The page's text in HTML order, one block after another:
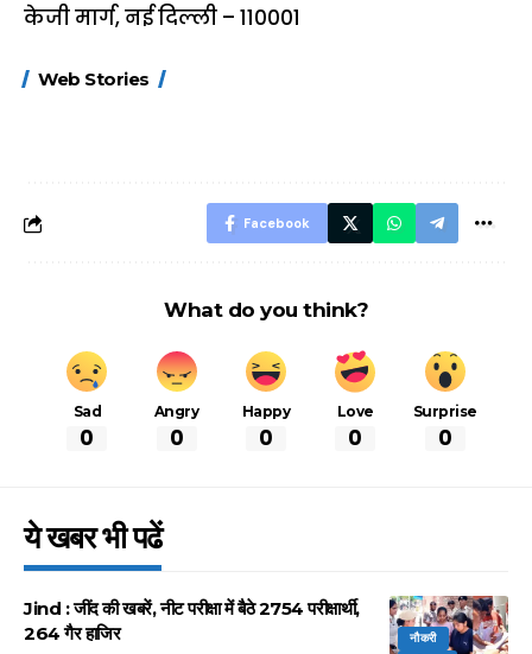
केजी मार्ग, नई दिल्ली – 110001
Web Stories
FASTag के ये नए
Facebook
What do you think?
Sad
0
Angry
0
Happy
0
Love
0
Surprise
0
ये खबर भी पढें
नौकरी
Jind : जींद की खबरें, नीट परीक्षा में बैठे 2754 परीक्षार्थी,
264 गैर हाजिर